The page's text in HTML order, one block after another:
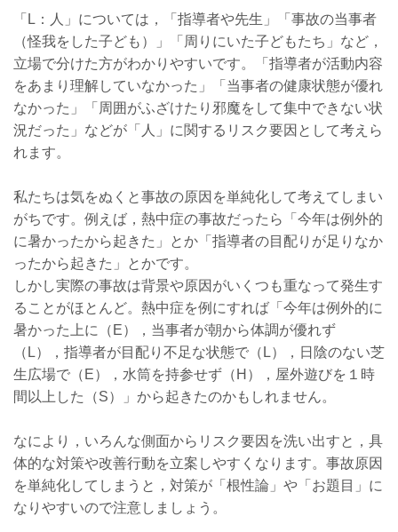
「L：人」については，「指導者や先生」「事故の当事者
（怪我をした子ども）」「周りにいた子どもたち」など，
立場で分けた方がわかりやすいです。「指導者が活動内容
をあまり理解していなかった」「当事者の健康状態が優れ
なかった」「周囲がふざけたり邪魔をして集中できない状
況だった」などが「人」に関するリスク要因として考えら
れます。
私たちは気をぬくと事故の原因を単純化して考えてしまい
がちです。例えば，熱中症の事故だったら「今年は例外的
に暑かったから起きた」とか「指導者の目配りが足りなか
ったから起きた」とかです。
しかし実際の事故は背景や原因がいくつも重なって発生す
ることがほとんど。熱中症を例にすれば「今年は例外的に
暑かった上に（E），当事者が朝から体調が優れず
（L），指導者が目配り不足な状態で（L），日陰のない芝
生広場で（E），水筒を持参せず（H），屋外遊びを１時
間以上した（S）」から起きたのかもしれません。
なにより，いろんな側面からリスク要因を洗い出すと，具
体的な対策や改善行動を立案しやすくなります。事故原因
を単純化してしまうと，対策が「根性論」や「お題目」に
なりやすいので注意しましょう。